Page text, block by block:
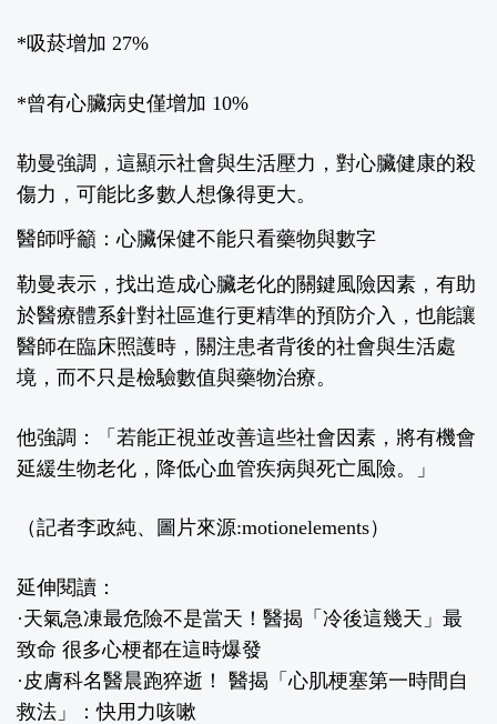
*吸菸增加 27%
*曾有心臟病史僅增加 10%
勒曼強調，這顯示社會與生活壓力，對心臟健康的殺
傷力，可能比多數人想像得更大。
醫師呼籲：心臟保健不能只看藥物與數字
勒曼表示，找出造成心臟老化的關鍵風險因素，有助
於醫療體系針對社區進行更精準的預防介入，也能讓
醫師在臨床照護時，關注患者背後的社會與生活處
境，而不只是檢驗數值與藥物治療。
他強調：「若能正視並改善這些社會因素，將有機會
延緩生物老化，降低心血管疾病與死亡風險。」
（記者李政純、圖片來源:motionelements）
延伸閱讀：
·天氣急凍最危險不是當天！醫揭「冷後這幾天」最
致命 很多心梗都在這時爆發
· 皮膚科名醫晨跑猝逝！ 醫揭「心肌梗塞第一時間自
救法」：快用力咳嗽